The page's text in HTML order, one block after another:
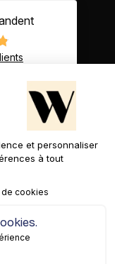
nous
Confidentialité
et personnaliser
à tout
de cookies